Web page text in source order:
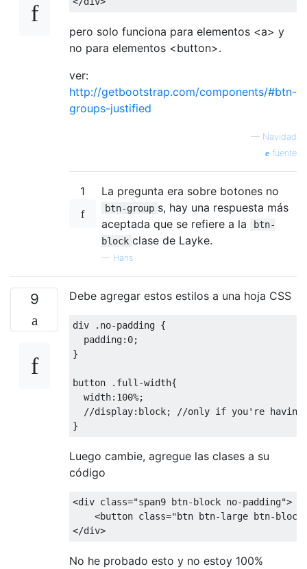
<div
class="col">
<button
class="btn btn-danger"
</div>
</div>
pero solo funciona para elementos <a> y
no para elementos <button>.
ver:
http://getbootstrap.com/components/#btn-
groups-justified
— Navidad
fuente
1 La pregunta era sobre botones no
btn-group s, hay una respuesta más
aceptada que se refiere a la
btn-
block clase de Layke.
— Hans
9 Debe agregar estos estilos a una hoja CSS
div . no-padding {
  padding
: 0;
}
button . full -width{
  width
: 100%;
//display:block; //only if you're having
}
Luego cambie, agregue las clases a su
código
<div class="span9 btn-block no-padding">
<button class="btn btn-large btn-
</div>
No he probado esto y no estoy 100%